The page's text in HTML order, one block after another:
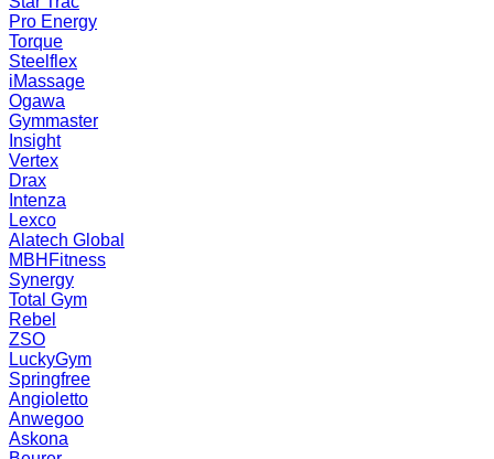
Pro Energy
Torque
Steelflex
iMassage
Ogawa
Gymmaster
Insight
Vertex
Drax
Intenza
Lexco
Alatech Global
MBHFitness
Synergy
Total Gym
Rebel
ZSO
LuckyGym
Springfree
Angioletto
Anwegoo
Askona